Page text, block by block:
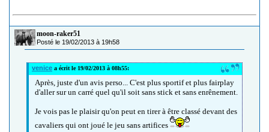
moon-raker51
Posté le 19/02/2013 à 19h58
venice a écrit le 19/02/2013 à 08h55:
Après, juste d'un avis perso... C'est plus sportif et plus fairplay
d'aller sur un carré quel qu'il soit sans stick et sans enrênement.
Je vois pas le plaisir qu'on peut en tirer à être classé devant des
cavaliers qui ont joué le jeu sans artifices